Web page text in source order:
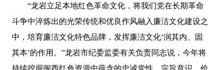
“龙岩立足本地红色革命文化，将我们党在长期革命
斗争中淬炼出的光荣传统和优良作风融入廉洁文化建设之
中，培育廉洁文化特色品牌，发挥廉洁文化‘润其内、固
其本’的作用。”龙岩市纪委监委有关负责同志说，今年将
持续挖掘闽西红色资源中蕴含的忠诚党性、宗旨意识、价